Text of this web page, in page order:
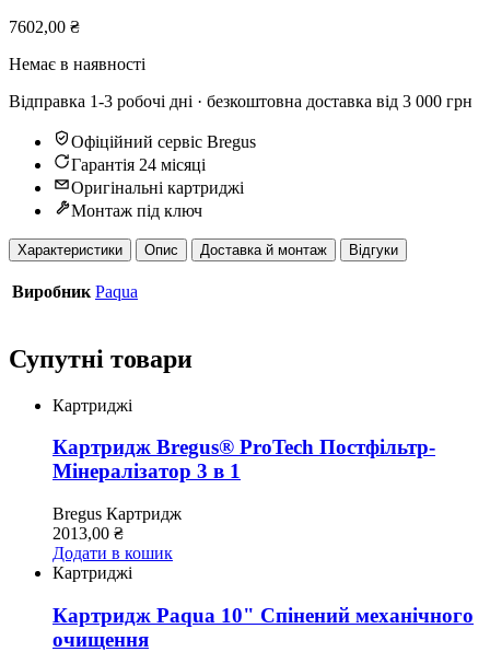
7602,00 ₴
Немає в наявності
Відправка 1-3 робочі дні · безкоштовна доставка від 3 000 грн
Офіційний сервіс Bregus
Гарантія 24 місяці
Оригінальні картриджі
Монтаж під ключ
Характеристики Опис Доставка й монтаж Відгуки
Виробник Paqua
Супутні товари
Картриджі
Картридж Bregus® ProTech Постфільтр-
Мінералізатор 3 в 1
Bregus Картридж
2013,00 ₴
Додати в кошик
Картриджі
Картридж Paqua 10" Спінений механічного
очищення